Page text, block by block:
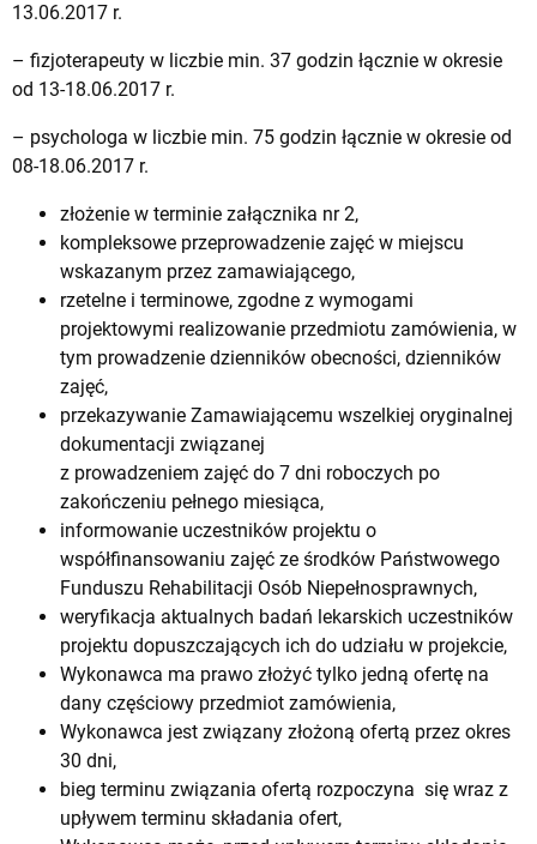
13.06.2017 r.
– fizjoterapeuty w liczbie min. 37 godzin łącznie w okresie
od 13-18.06.2017 r.
– psychologa w liczbie min. 75 godzin łącznie w okresie od
08-18.06.2017 r.
złożenie w terminie załącznika nr 2,
kompleksowe przeprowadzenie zajęć w miejscu
wskazanym przez zamawiającego,
rzetelne i terminowe, zgodne z wymogami
projektowymi realizowanie przedmiotu zamówienia, w
tym prowadzenie dzienników obecności, dzienników
zajęć,
przekazywanie Zamawiającemu wszelkiej oryginalnej
dokumentacji związanej
z prowadzeniem zajęć do 7 dni roboczych po
zakończeniu pełnego miesiąca,
informowanie uczestników projektu o
współfinansowaniu zajęć ze środków Państwowego
Funduszu Rehabilitacji Osób Niepełnosprawnych,
weryfikacja aktualnych badań lekarskich uczestników
projektu dopuszczających ich do udziału w projekcie,
Wykonawca ma prawo złożyć tylko jedną ofertę na
dany częściowy przedmiot zamówienia,
Wykonawca jest związany złożoną ofertą przez okres
30 dni,
bieg terminu związania ofertą rozpoczyna się wraz z
upływem terminu składania ofert,